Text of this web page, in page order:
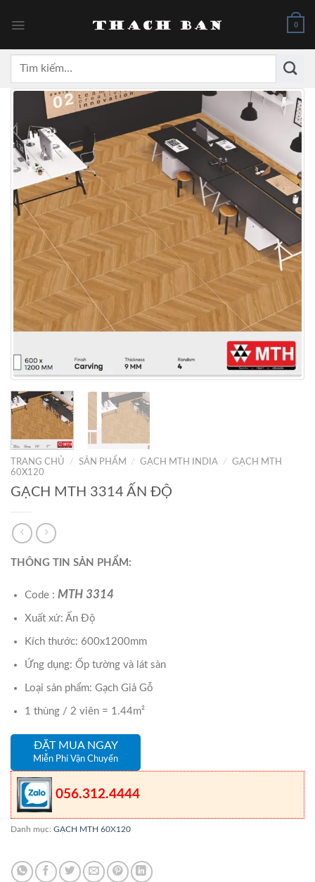
0
kiếm:
TRANG CHỦ / SẢN PHẨM / GẠCH MTH INDIA /
GẠCH MTH
60X120
GẠCH MTH 3314 ẤN ĐỘ
THÔNG TIN SẢN PHẨM:
Code : MTH 3314
Xuất xứ: Ấn Độ
Kích thước: 600x1200mm
Ứng dụng: Ốp tường và lát sàn
Loại sản phẩm: Gạch Giả Gỗ
1 thùng / 2 viên = 1.44m²
ĐẶT MUA NGAY
Miễn Phí Vận Chuyển
056.312.4444
Danh mục: GẠCH MTH 60X120